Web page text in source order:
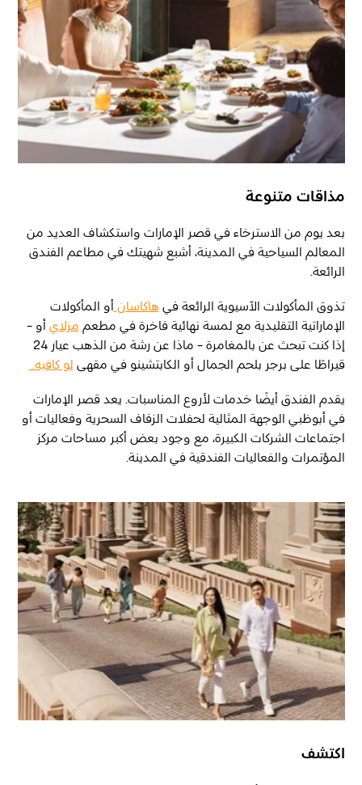
مذاقات متنوعة
بعد يوم من الاسترخاء في قصر الإمارات واستكشاف العديد من
المعالم السياحية في المدينة، أشبع شهيتك في مطاعم الفندق
الرائعة.
تذوق المأكولات الآسيوية الرائعة فيهاكاسانأو المأكولات
الإماراتية التقليدية مع لمسة نهائية فاخرة في مطعم مزلاي أو -
إذا كنت تبحث عن بالمغامرة - ماذا عن رشة من الذهب عيار 24
قيراطًا على برجر بلحم الجمال أو الكابتشينو في مقهى لو كافيه.
يقدم الفندق أيضًا خدمات لأروع المناسبات. يعد قصر الإمارات
في أبوظبي الوجهة المثالية لحفلات الزفاف السحرية وفعاليات أو
اجتماعات الشركات الكبيرة، مع وجود بعض أكبر مساحات مركز
المؤتمرات والفعاليات الفندقية في المدينة.
اكتشف